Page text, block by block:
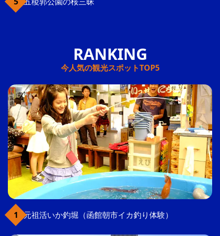
今人気の観光スポットTOP5
元祖活いか釣堀（函館朝市イカ釣り体験）